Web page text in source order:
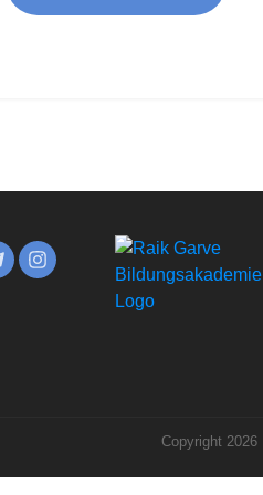
Copyright 2026